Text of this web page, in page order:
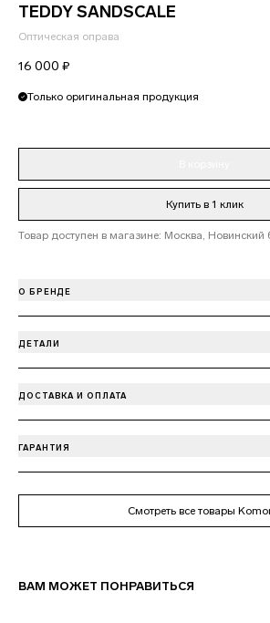
TEDDY SANDSCALE
Оптическая оправа
16 000 ₽
Только оригинальная продукция
Купить в 1 клик
Товар доступен в магазине: Москва, Новинский
О БРЕНДЕ
ДЕТАЛИ
ДОСТАВКА И ОПЛАТА
ГАРАНТИЯ
Смотреть все товары
ВАМ МОЖЕТ ПОНРАВИТЬСЯ